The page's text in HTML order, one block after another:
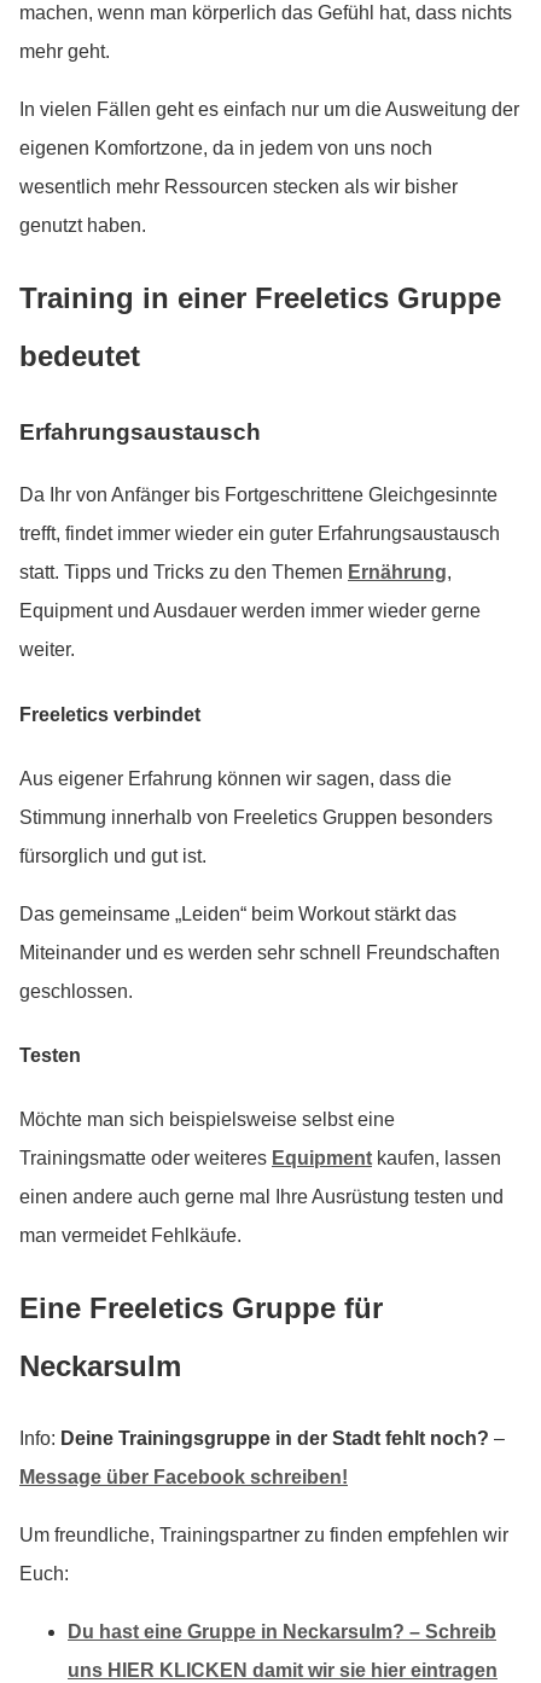
machen, wenn man körperlich das Gefühl hat, dass nichts
mehr geht.
In vielen Fällen geht es einfach nur um die Ausweitung der
eigenen Komfortzone, da in jedem von uns noch
wesentlich mehr Ressourcen stecken als wir bisher
genutzt haben.
Training in einer Freeletics Gruppe
bedeutet
Erfahrungsaustausch
Da Ihr von Anfänger bis Fortgeschrittene Gleichgesinnte
trefft, findet immer wieder ein guter Erfahrungsaustausch
statt. Tipps und Tricks zu den Themen Ernährung,
Equipment und Ausdauer werden immer wieder gerne
weiter.
Freeletics verbindet
Aus eigener Erfahrung können wir sagen, dass die
Stimmung innerhalb von Freeletics Gruppen besonders
fürsorglich und gut ist.
Das gemeinsame „Leiden“ beim Workout stärkt das
Miteinander und es werden sehr schnell Freundschaften
geschlossen.
Testen
Möchte man sich beispielsweise selbst eine
Trainingsmatte oder weiteres Equipment kaufen, lassen
einen andere auch gerne mal Ihre Ausrüstung testen und
man vermeidet Fehlkäufe.
Eine Freeletics Gruppe für
Neckarsulm
Info: Deine Trainingsgruppe in der Stadt fehlt noch? –
Message über Facebook schreiben!
Um freundliche, Trainingspartner zu finden empfehlen wir
Euch:
Du hast eine Gruppe in Neckarsulm? – Schreib
uns HIER KLICKEN damit wir sie hier eintragen